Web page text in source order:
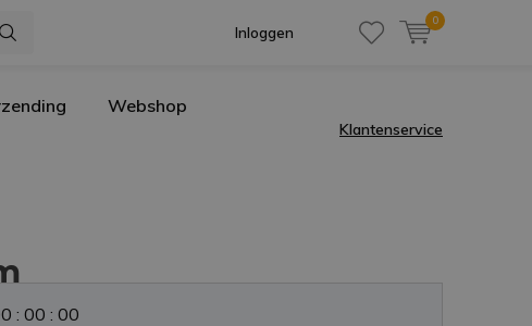
Inloggen
0
Webshop
Klantenservice
0 :00 :00